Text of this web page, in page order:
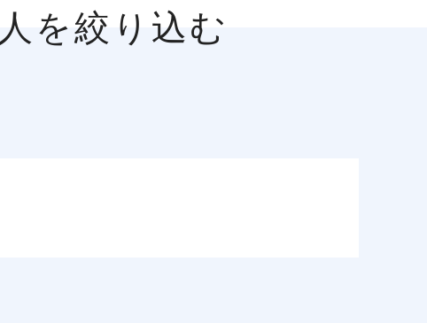
を絞り込む